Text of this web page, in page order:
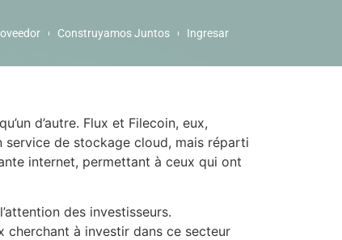
Construyamos Juntos Ingresar
d’autre. Flux et Filecoin, eux,
service de stockage cloud, mais réparti
internet, permettant à ceux qui ont
des investisseurs.
cherchant à investir dans ce secteur